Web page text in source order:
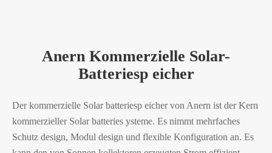
Anern Kommerzielle Solar-
Batteriesp eicher
Der kommerzielle Solar batteriesp eicher von Anern ist der Kern
kommerzieller Solar batteries ysteme. Es nimmt mehrfaches
Schutz design, Modul design und flexible Konfiguration an. Es